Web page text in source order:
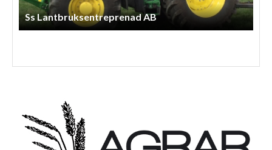
Ss Lantbruksentreprenad AB